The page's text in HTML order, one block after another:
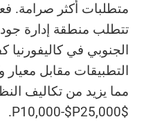
متطلبات أكثر صرامة.
تتطلب منطقة إدارة
مما يزيد من تكاليف